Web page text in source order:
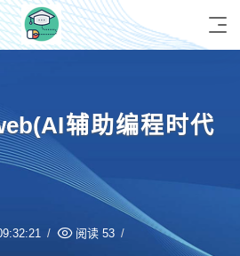
辅助编程时代
阅读 53